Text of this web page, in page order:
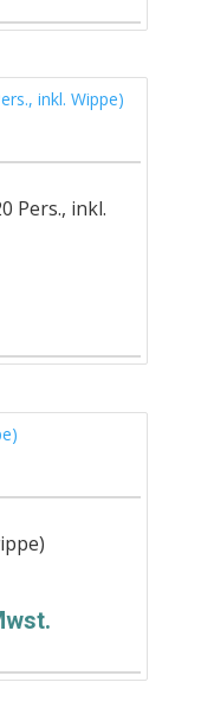
Pers., inkl.